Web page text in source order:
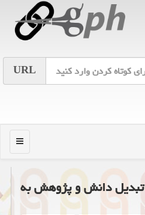
URL
منو
تبدیل دانش و پژوهش به